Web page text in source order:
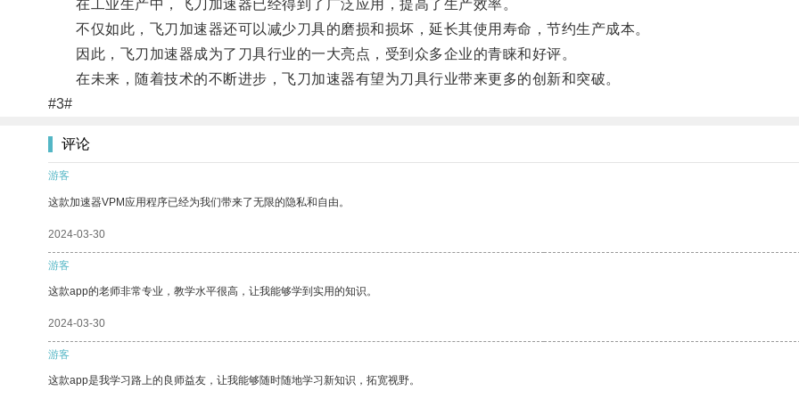
在工业生产中，飞刀加速器已经得到了广泛应用，提高了生产效率。
不仅如此，飞刀加速器还可以减少刀具的磨损和损坏，延长其使用寿命，节约生产成本。
因此，飞刀加速器成为了刀具行业的一大亮点，受到众多企业的青睐和好评。
在未来，随着技术的不断进步，飞刀加速器有望为刀具行业带来更多的创新和突破。
#3#
评论
游客
这款加速器VPM应用程序已经为我们带来了无限的隐私和自由。
2024-03-30
游客
这款app的老师非常专业，教学水平很高，让我能够学到实用的知识。
2024-03-30
游客
这款app是我学习路上的良师益友，让我能够随时随地学习新知识，拓宽视野。